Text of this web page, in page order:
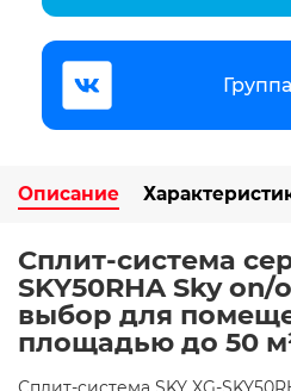
Описание
Сплит-система
SKY50RHA Sky
выбор для
площадью до 50